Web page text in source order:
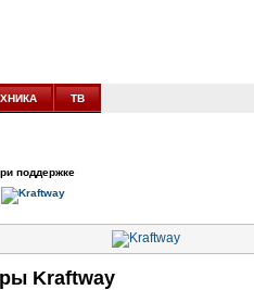
новых условиях
ТВ
поддержке
Kraftway